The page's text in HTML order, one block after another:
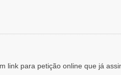
link para petição online que já